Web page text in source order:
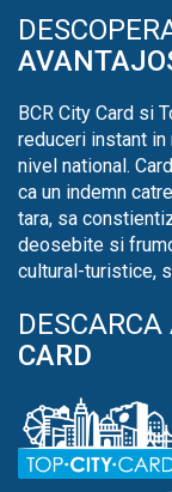
BCR City Card si
reduceri instant
nivel national.
ca un indemn
tara, sa
deosebite si
cultural-turistice,
CARD